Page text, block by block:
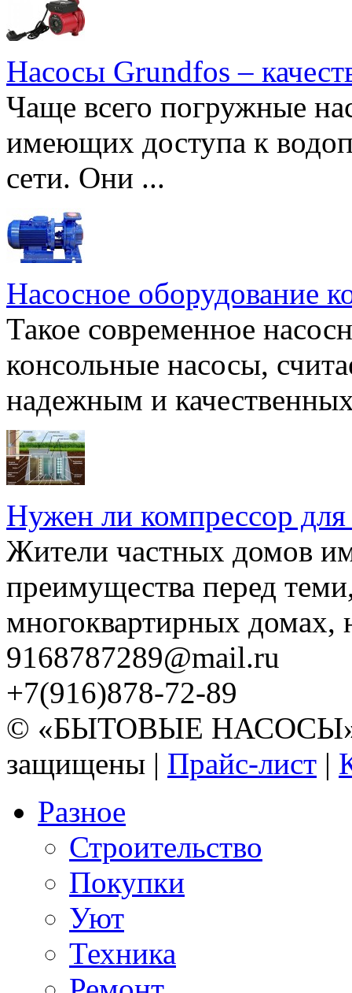
Насосы Grundfos –
Чаще всего погружные
имеющих доступа к
сети. Они ...
Насосное оборудование
Такое современное
консольные насосы,
надежным и
Нужен ли компрессор для
Жители частных домов
преимущества перед
многоквартирных домах,
9168787289@mail.ru
+7(916)878-72-89
© «БЫТОВЫЕ НАСОСЫ»
защищены | Прайс-лист |
Разное
Строительство
Покупки
Уют
Техника